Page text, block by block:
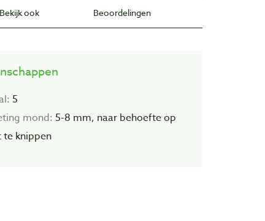
Bekijk ook Beoordelingen
5
mond: 5-8 mm, naar behoefte op
te knippen